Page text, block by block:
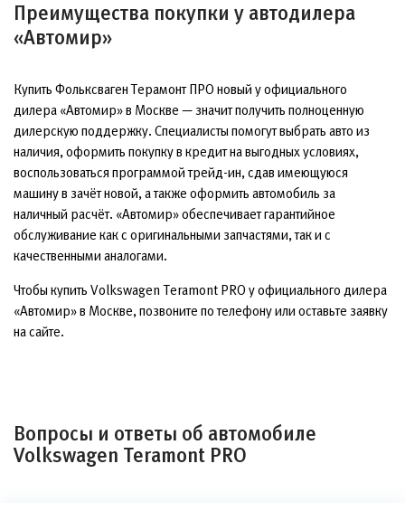
Преимущества покупки у автодилера
«Автомир»
Купить Фольксваген Терамонт ПРО новый у официального
дилера «Автомир» в Москве — значит получить полноценную
дилерскую поддержку. Специалисты помогут выбрать авто из
наличия, оформить покупку в кредит на выгодных условиях,
воспользоваться программой трейд-ин, сдав имеющуюся
машину в зачёт новой, а также оформить автомобиль за
наличный расчёт. «Автомир» обеспечивает гарантийное
обслуживание как с оригинальными запчастями, так и с
качественными аналогами.
Чтобы купить Volkswagen Teramont PRO у официального дилера
«Автомир» в Москве, позвоните по телефону или оставьте заявку
на сайте.
Вопросы и ответы об автомобиле
Volkswagen Teramont PRO